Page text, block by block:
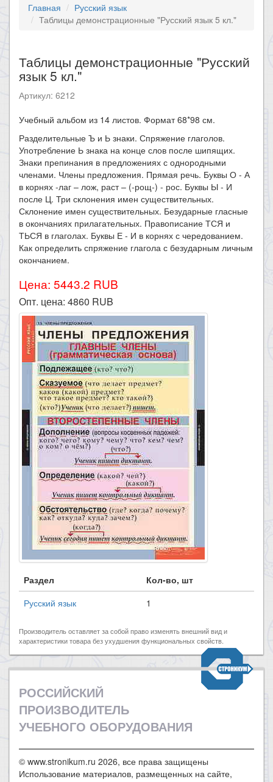
Главная
Русский язык
Таблицы демонстрационные "Русский язык 5 кл."
Таблицы демонстрационные "Русский
язык 5 кл."
Артикул: 6212
Учебный альбом из 14 листов. Формат 68*98 см.
Разделительные Ъ и Ь знаки. Спряжение глаголов.
Употребление Ь знака на конце слов после шипящих.
Знаки препинания в предложениях с однородными
членами. Члены предложения. Прямая речь. Буквы О - А
в корнях -лаг – лож, раст – (-рощ-) - рос. Буквы Ы - И
после Ц. Три склонения имен существительных.
Склонение имен существительных. Безударные гласные
в окончаниях прилагательных. Правописание ТСЯ и
ТЬСЯ в глаголах. Буквы Е - И в корнях с чередованием.
Как определить спряжение глагола с безударным личным
окончанием.
Цена: 5443.2 RUB
Опт. цена: 4860 RUB
Раздел
Кол-во, шт
Русский язык
1
Производитель оставляет за собой право изменять внешний вид и
характеристики товара без ухудшения функциональных свойств.
РОССИЙСКИЙ
ПРОИЗВОДИТЕЛЬ
УЧЕБНОГО ОБОРУДОВАНИЯ
© www.stronikum.ru 2026, все права защищены
Использование материалов, размещенных на сайте,